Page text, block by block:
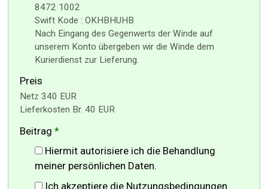
8472 1002
Swift Kode : OKHBHUHB
Nach Eingang des Gegenwerts der Winde auf
unserem Konto übergeben wir die Winde dem
Kurierdienst zur Lieferung.
Preis
Netz 340 EUR
Lieferkosten Br. 40 EUR
Beitrag *
Hiermit autorisiere ich die Behandlung
meiner persönlichen Daten.
Ich akzeptiere die Nutzungsbedingungen.